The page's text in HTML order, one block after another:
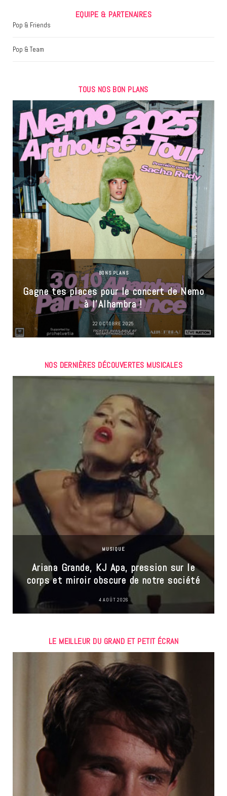
EQUIPE & PARTENAIRES
Pop & Friends
Pop & Team
TOUS NOS BON PLANS
BONS PLANS
Gagne tes places pour le concert de Nemo
à l’Alhambra !
22 OCTOBRE 2025
NOS DERNIÈRES DÉCOUVERTES MUSICALES
MUSIQUE
Ariana Grande, KJ Apa, pression sur le
corps et miroir obscure de notre société
4 AOÛT 2026
LE MEILLEUR DU GRAND ET PETIT ÉCRAN